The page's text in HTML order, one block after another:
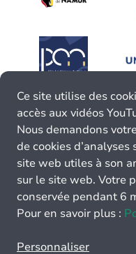
Ce site utilise des
accès aux vidéos
Nous demandons
de cookies
site web utiles à son
sur le site web. Votre
conservée pendant 6
Pour en savoir plus :
Personnaliser